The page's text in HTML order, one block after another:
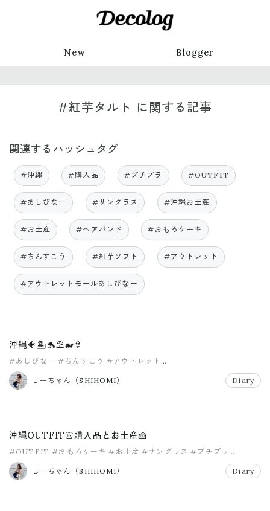
New Blogger
#紅芋タルト に関する記事
関連するハッシュタグ
#沖縄 #購入品 #プチプラ #OUTFIT
#あしびなー #サングラス #沖縄お土産
#お土産 #ヘアバンド #おもろケーキ
#ちんすこう #紅芋ソフト #アウトレット
#アウトレットモールあしびなー
沖縄🐠🏝🐬⛱🐋👙
#あしびなー #ちんすこう #アウトレット
#アウトレットモールあしびなー
しーちゃん（SHIHOMI）
Diary
沖縄OUTFIT👚購入品とお土産🍰
#OUTFIT #おもろケーキ #お土産 #サングラス #プチプラ
#ヘアバンド
しーちゃん（SHIHOMI）
Diary